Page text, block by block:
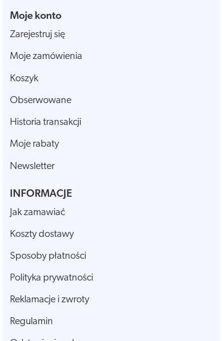
Moje konto
Zarejestruj się
Moje zamówienia
Koszyk
Obserwowane
Historia transakcji
Moje rabaty
Newsletter
INFORMACJE
Jak zamawiać
Koszty dostawy
Sposoby płatności
Polityka prywatności
Reklamacje i zwroty
Regulamin